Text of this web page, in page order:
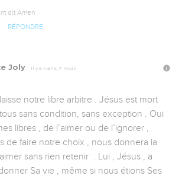
dit Amen
RÉPONDRE
Joly Il y a 4 ans, 7 mois
notre libre arbitre . Jésus est mort
sans condition, sans exception . Oui
libres , de l’aimer ou de l’ignorer ,
de faire notre choix , nous donnera la
sans rien retenir  . Lui , Jésus , a
Sa vie , même si nous étions Ses